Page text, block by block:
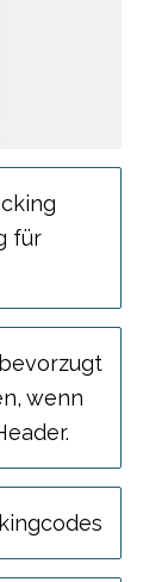
für
wenn